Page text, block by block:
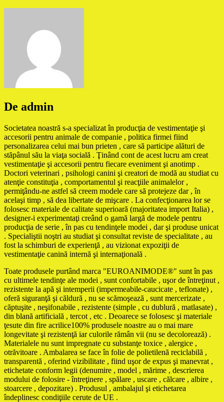
De admin
Societatea noastră s-a specializat în producţia de vestimentaţie şi
accesorii pentru animale de companie , politica firmei fiind
personalizarea celui mai bun prieten , care să participe alături de
stăpânul său la viaţa socială . Ţinând cont de acest lucru am creat
vestimentaţie şi accesorii pentru fiecare eveniment şi anotimp .
Doctori veterinari , psihologi canini şi creatori de modă au studiat cu
atenţie constituţia , comportamentul şi reacţiile animalelor ,
permiţându-ne astfel să creem modele care să protejeze dar , în
acelaşi timp , să dea libertate de mişcare . La confecţionarea lor se
folosesc materiale de calitate superioară (majoritatea import Italia) ,
designer-i experimentaţi creând o gamă largă de modele pentru
producţia de serie , în pas cu tendinţele modei , dar şi produse unicat
. Specialiştii noştri au studiat şi consultat reviste de specialitate , au
fost la schimburi de experienţă , au vizionat expoziţii de
vestimentaţie canină internă şi internaţională .
Toate produsele purtând marca "EUROANIMODE®" sunt în pas
cu ultimele tendinţe ale modei , sunt confortabile , uşor de întreţinut ,
rezistente la apă şi intemperii (impermeabile-caucicate , teflonate) ,
oferă siguranţă şi căldură , nu se scămoşează , sunt mercerizate ,
căptuşite , neşifonabile , rezistente (simple , cu dublură , matlasate) ,
din blană artificială , tercot , etc . Deoarece se folosesc şi materiale
ţesute din fire acrilice100% produsele noastre au o mai mare
longevitate şi rezistenţă iar culorile rămân vii (nu se decolorează) .
Materialele nu sunt impregnate cu substanţe toxice , alergice ,
otrăvitoare . Ambalarea se face în folie de polietilenă reciclabilă ,
transparentă , oferind vizibilitate , fiind uşor de expus şi manevrat ,
etichetate conform legii (denumire , model , mărime , descrierea
modului de folosire - întreţinere , spălare , uscare , călcare , albire ,
stoarcere , depozitare) . Produsul , ambalajul şi etichetarea
îndeplinesc condiţiile cerute de UE .